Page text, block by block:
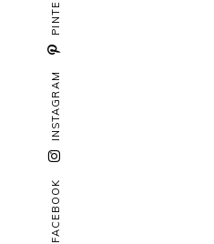
FACEBOOK
INSTAGRAM